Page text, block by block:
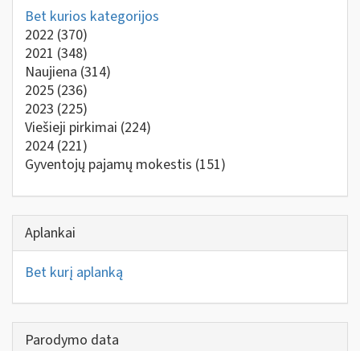
Bet kurios kategorijos
2022 (370)
2021 (348)
Naujiena (314)
2025 (236)
2023 (225)
Viešieji pirkimai (224)
2024 (221)
Gyventojų pajamų mokestis (151)
Aplankai
Bet kurį aplanką
Parodymo data